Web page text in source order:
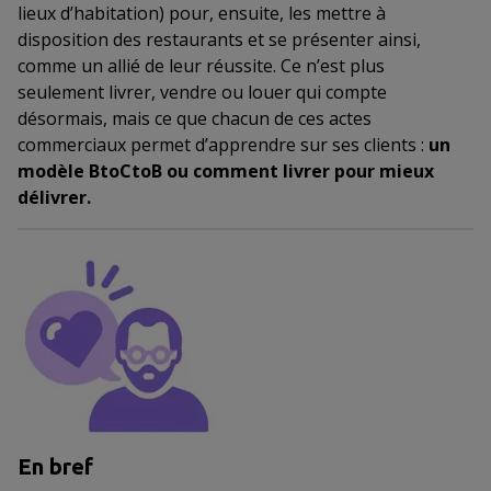
lieux d’habitation) pour, ensuite, les mettre à
disposition des restaurants et se présenter ainsi,
comme un allié de leur réussite. Ce n’est plus
seulement livrer, vendre ou louer qui compte
désormais, mais ce que chacun de ces actes
commerciaux permet d’apprendre sur ses clients : un
modèle BtoCtoB ou comment livrer pour mieux
délivrer.
En bref